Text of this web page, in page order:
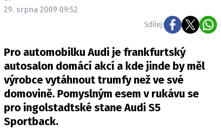
TRH S ELEKTROMOBILY
RALLY
OSTATNÍ
29. srpna 2009 09:52
Sdílej:
Pro automobilku Audi je frankfurtský
autosalon domácí akcí a kde jinde by měl
výrobce vytáhnout trumfy než ve své
domovině. Pomyslným esem v rukávu se
pro ingolstadtské stane Audi S5
Sportback.